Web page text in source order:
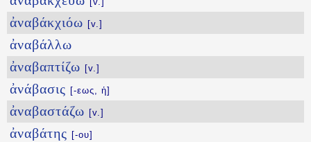
ἀναβάκχιόω [v.]
ἀναβάλλω
ἀναβαπτίζω [v.]
ἀνάβασις [-εως, ἡ]
ἀναβαστάζω [v.]
ἀναβάτης [-ου]